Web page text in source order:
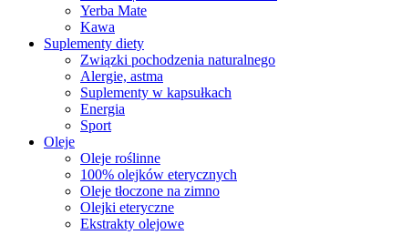
Yerba Mate
Kawa
Suplementy diety
Związki pochodzenia naturalnego
Alergie, astma
Suplementy w kapsułkach
Energia
Sport
Oleje
Oleje roślinne
100% olejków eterycznych
Oleje tłoczone na zimno
Olejki eteryczne
Ekstrakty olejowe